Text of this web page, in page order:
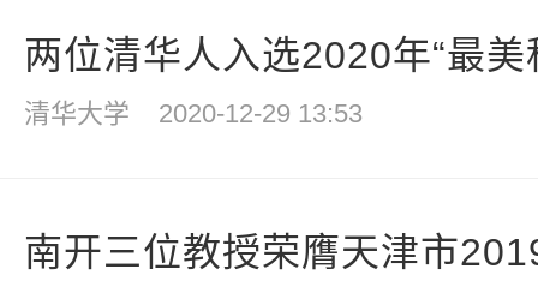
两位清华人入选2020年“最美
清华大学 2020-12-29 13:53
南开三位教授荣膺天津市